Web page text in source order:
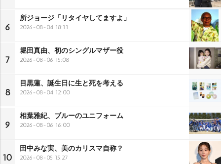
6
所ジョージ「リタイヤしてますよ」
2026-08-04 18:11
7
堀田真由、初のシングルマザー役
2026-08-06 15:08
8
目黒蓮、誕生日に生と死を考える
2026-08-04 12:00
9
相葉雅紀、ブルーのユニフォーム
2026-08-06 16:00
10
田中みな実、美のカリスマ自称？
2026-08-05 15:27